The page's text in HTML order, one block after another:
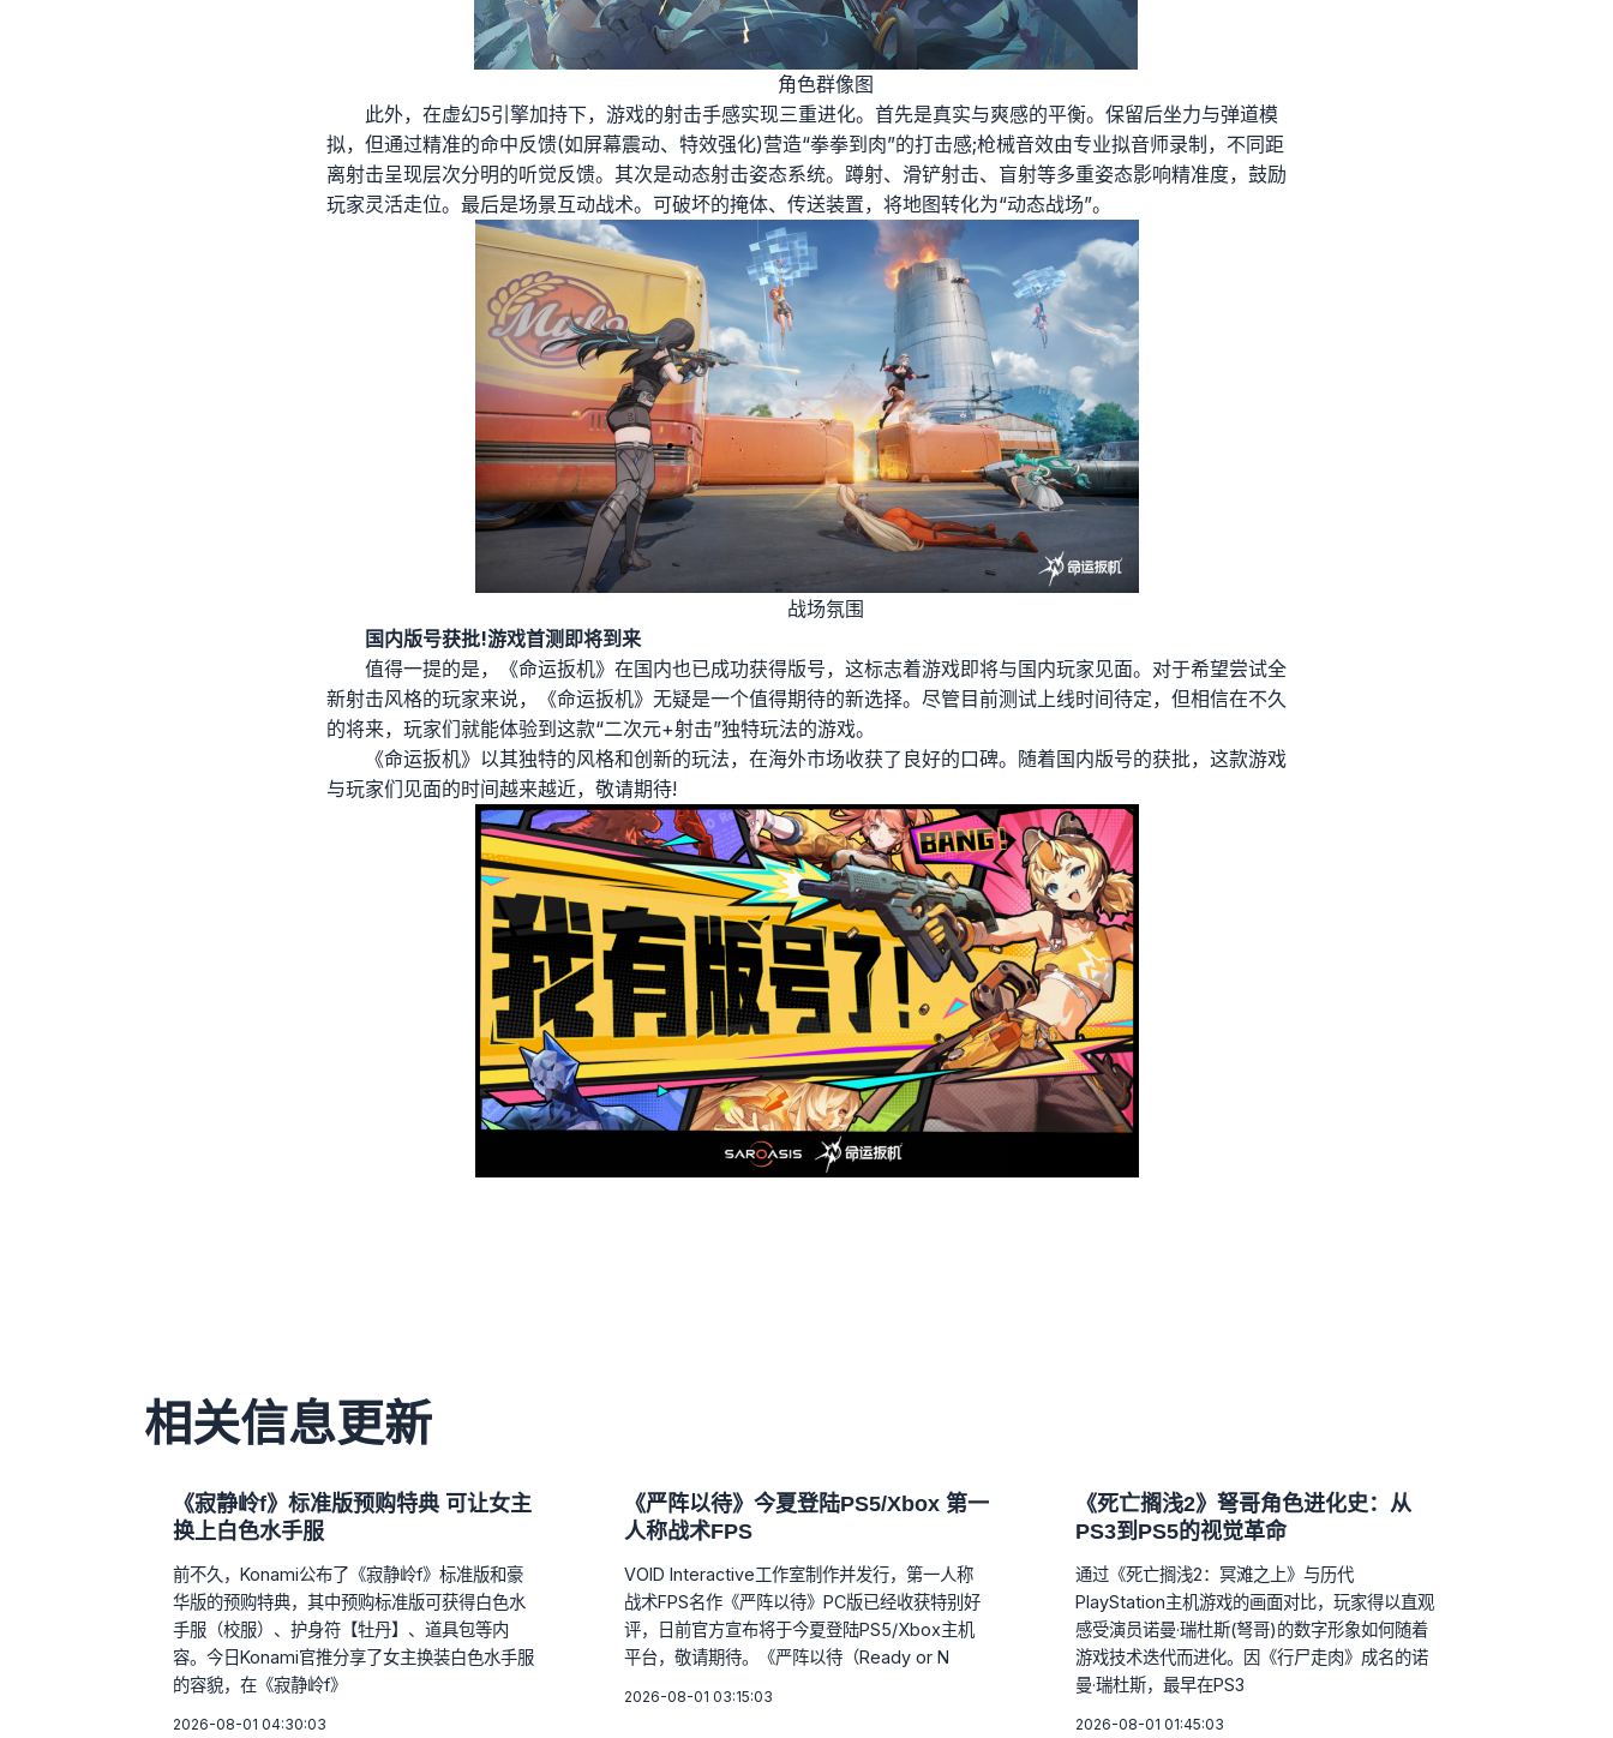
角色群像图
此外，在虚幻5引擎加持下，游戏的射击手感实现三重进化。首先是真实与爽感的平衡。保留后坐力与弹道模
拟，但通过精准的命中反馈(如屏幕震动、特效强化)营造“拳拳到肉”的打击感;枪械音效由专业拟音师录制，不同距
离射击呈现层次分明的听觉反馈。其次是动态射击姿态系统。蹲射、滑铲射击、盲射等多重姿态影响精准度，鼓励
玩家灵活走位。最后是场景互动战术。可破坏的掩体、传送装置，将地图转化为“动态战场”。
战场氛围
国内版号获批!游戏首测即将到来
值得一提的是，《命运扳机》在国内也已成功获得版号，这标志着游戏即将与国内玩家见面。对于希望尝试全
新射击风格的玩家来说，《命运扳机》无疑是一个值得期待的新选择。尽管目前测试上线时间待定，但相信在不久
的将来，玩家们就能体验到这款“二次元+射击”独特玩法的游戏。
《命运扳机》以其独特的风格和创新的玩法，在海外市场收获了良好的口碑。随着国内版号的获批，这款游戏
与玩家们见面的时间越来越近，敬请期待!
相关信息更新
《寂静岭f》标准版预购特典 可让女主
换上白色水手服
前不久，Konami公布了《寂静岭f》标准版和豪
华版的预购特典，其中预购标准版可获得白色水
手服（校服）、护身符【牡丹】、道具包等内
容。今日Konami官推分享了女主换装白色水手服
的容貌，在《寂静岭f》
2026-08-01 04:30:03
《严阵以待》今夏登陆PS5/Xbox 第一
人称战术FPS
VOID Interactive工作室制作并发行，第一人称
战术FPS名作《严阵以待》PC版已经收获特别好
评，日前官方宣布将于今夏登陆PS5/Xbox主机
平台，敬请期待。《严阵以待（Ready or N
2026-08-01 03:15:03
《死亡搁浅2》弩哥角色进化史：从
PS3到PS5的视觉革命
通过《死亡搁浅2：冥滩之上》与历代
PlayStation主机游戏的画面对比，玩家得以直观
感受演员诺曼·瑞杜斯(弩哥)的数字形象如何随着
游戏技术迭代而进化。因《行尸走肉》成名的诺
曼·瑞杜斯，最早在PS3
2026-08-01 01:45:03